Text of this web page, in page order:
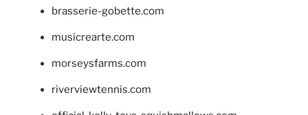
brasserie-gobette.com
musicrearte.com
morseysfarms.com
riverviewtennis.com